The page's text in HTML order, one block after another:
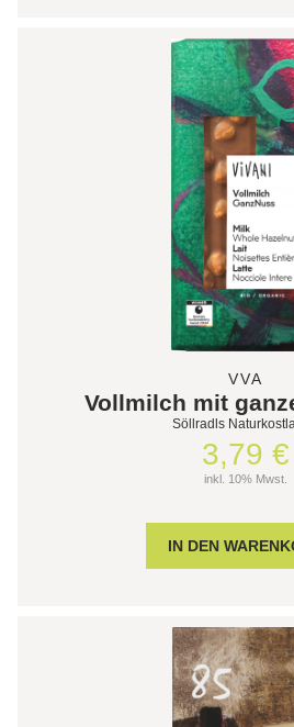
VVA
Vollmilch mit
Söllradls
3,79 €
inkl. 10% Mwst.